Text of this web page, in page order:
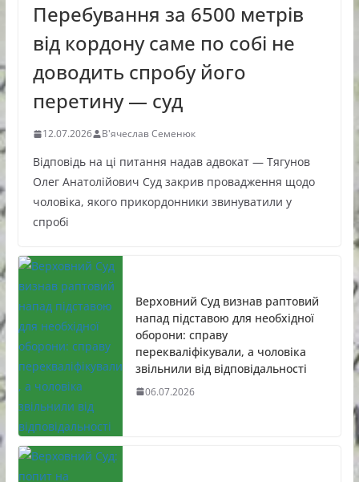
Перебування за 6500 метрів
від кордону саме по собі не
доводить спробу його
перетину — суд
12.07.2026 В'ячеслав Семенюк
Відповідь на ці питання надав адвокат — Тягунов
Олег Анатолійович Суд закрив провадження щодо
чоловіка, якого прикордонники звинуватили у
спробі
Верховний Суд визнав раптовий
напад підставою для необхідної
оборони: справу
перекваліфікували, а чоловіка
звільнили від відповідальності
06.07.2026